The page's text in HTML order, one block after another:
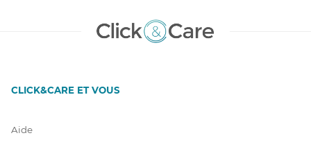
CLICK&CARE ET VOUS
Aide